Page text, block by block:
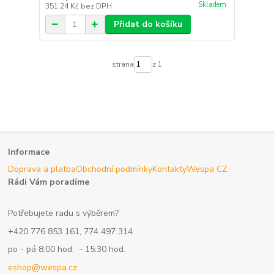
351,24 Kč bez DPH Skladem
Přidat do košíku
strana z 1
Informace
Doprava a platbaObchodní podmínkyKontaktyWespa CZ
Rádi Vám poradíme
Potřebujete radu s výběrem?
+420 776 853 161, 774 497 314
po - pá 8:00 hod. - 15:30 hod.
eshop@wespa.cz